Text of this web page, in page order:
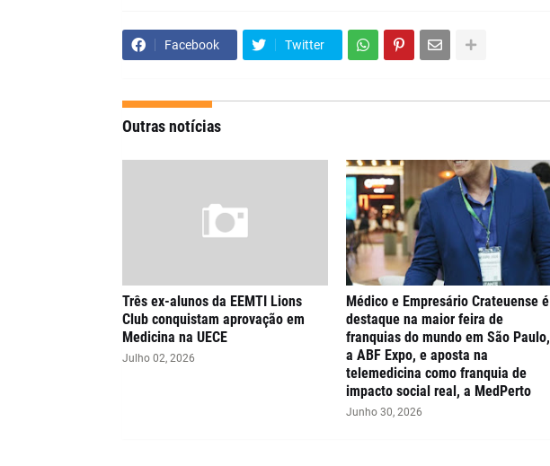
Facebook Twitter
Outras notícias
Três ex-alunos da EEMTI Lions
Club conquistam aprovação em
Medicina na UECE
Julho 02, 2026
Médico e Empresário Crateuense é
destaque na maior feira de
franquias do mundo em São Paulo,
a ABF Expo, e aposta na
telemedicina como franquia de
impacto social real, a MedPerto
Junho 30, 2026